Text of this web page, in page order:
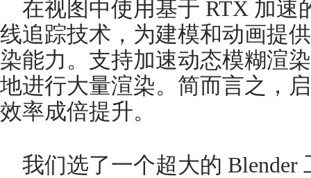
在视图中使用基于 RTX 加速
线追踪技术，为建模和动画提
染能力。支持加速动态模糊渲
地进行大量渲染。简而言之，
效率成倍提升。
我们选了一个超大的 Blender